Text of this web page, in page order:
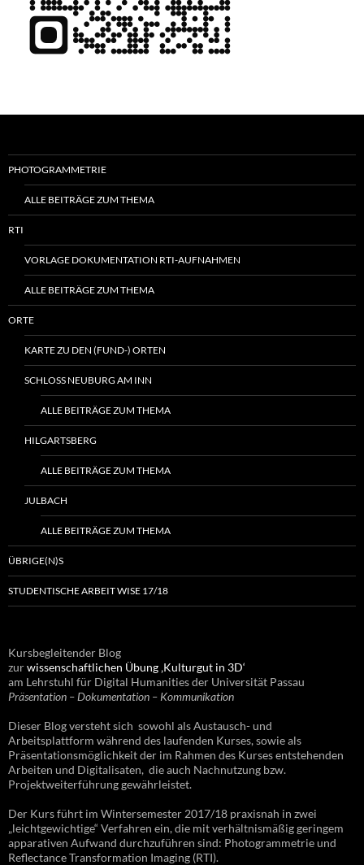
PHOTOGRAMMETRIE
ALLE BEITRÄGE ZUM THEMA
RTI
VORLAGE DOKUMENTATION RTI-AUFNAHMEN
ALLE BEITRÄGE ZUM THEMA
ORTE
KARTE ZU DEN (FUND-) ORTEN
SCHLOSS NEUBURG AM INN
ALLE BEITRÄGE ZUM THEMA
HILGARTSBERG
ALLE BEITRÄGE ZUM THEMA
JULBACH
ALLE BEITRÄGE ZUM THEMA
ÜBRIGE(N)S
STUDENTISCHE ARBEIT WISE 17/18
Kursbegleitender Blog
zurwissenschaftlichen Übung ‚Kulturgut in 3D‘
am Lehrstuhl für Digital Humanities der Universität Passau
Präsentation – Dokumentation – Kommunikation
Dieser Blog versteht sich sowohl als Austausch- und
Arbeitsplattform während des laufenden Kurses, sowie als
Präsentationsmöglichkeit der im Rahmen des Kurses entstehenden
Arbeiten und Digitalisaten, die auch Nachnutzung bzw.
Projektweiterführung gewährleistet.
Der Kurs führt im Wintersemester 2017/18 praxisnah in zwei
„leichtgewichtige“ Verfahren ein, die mit verhältnismäßig geringem
apparativen Aufwand durchzuführen sind: Photogrammetrie und
Reflectance Transformation Imaging (RTI).